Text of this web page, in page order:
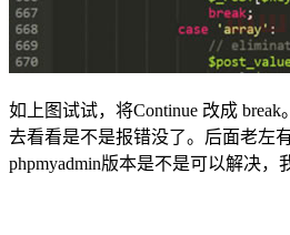
如上图试试，将Continue 改成
去看看是不是报错没了。后面老左
phpmyadmin版本是不是可以解决，